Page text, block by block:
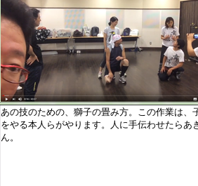
あの技のための、獅子の畳み方。この作業は、
をやる本人らがやります。人に手伝わせたらあ
ん。